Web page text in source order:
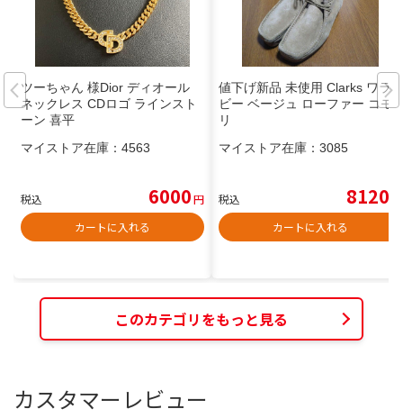
ツーちゃん 様Dior ディオール
ネックレス CDロゴ ラインスト
ーン 喜平
マイストア在庫： 4563
税込 6000円
カートに入れる
値下げ新品 未使用 Clarks ワラ
ビー ベージュ ローファー コモ
リ
マイストア在庫： 3085
税込 8120
カートに入れる
このカテゴリをもっと見る
カスタマーレビュー